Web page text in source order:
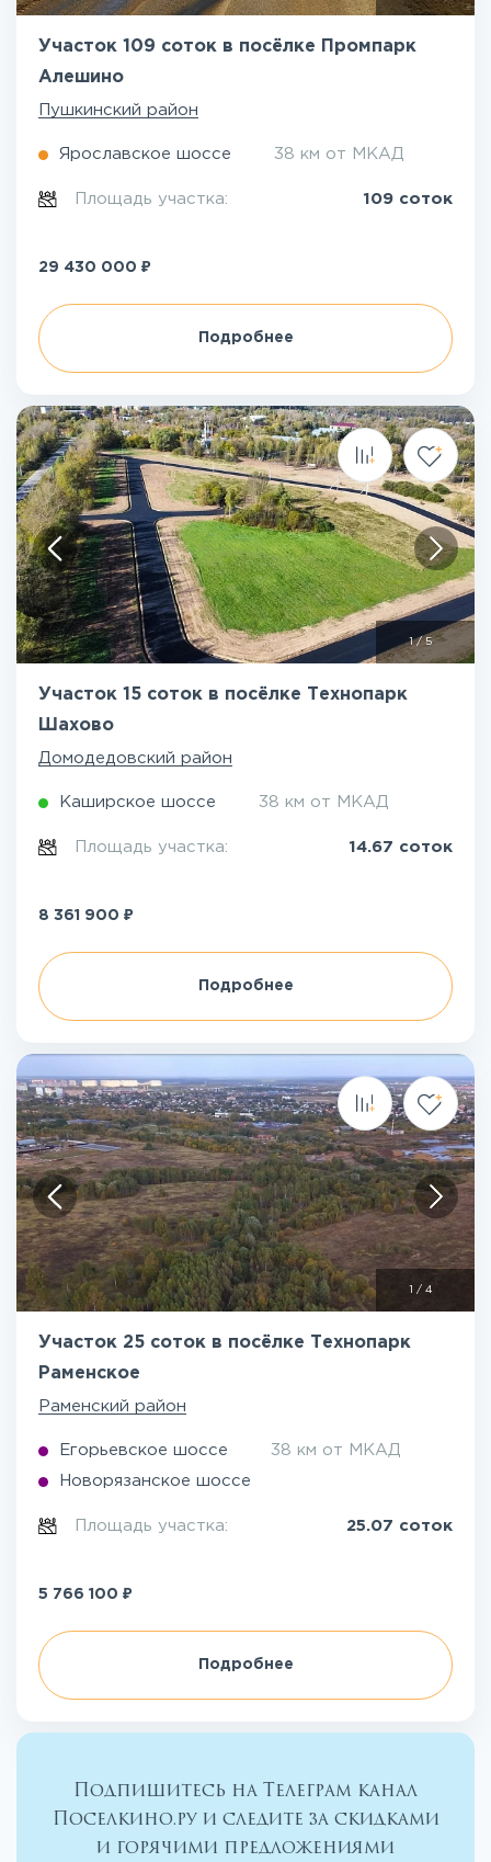
Участок 109 соток в посёлке Промпарк
Алешино
Пушкинский район
Ярославское шоссе 38 км от МКАД
Площадь участка: 109 соток
29 430 000 ₽
Подробнее
1/5
Участок 15 соток в посёлке Технопарк
Шахово
Домодедовский район
Каширское шоссе 38 км от МКАД
Площадь участка: 14.67 соток
8 361 900 ₽
Подробнее
/ 4
Участок 25 соток в посёлке Технопарк
Раменское
Раменский район
Егорьевское шоссе 38 км от МКАД
Новорязанское шоссе
Площадь участка: 25.07 соток
5 766 100 ₽
Подробнее
Подпишитесь на Телеграм канал
Поселкино.ру и следите за скидками
и горячими предложениями